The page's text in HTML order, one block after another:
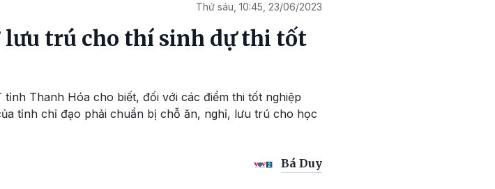
Thứ sáu, 10:45, 23/06/2023
lưu trú cho thí sinh dự thi tốt
Thanh Hóa cho biết, đối với các điểm thi tốt nghiệp
tỉnh chỉ đạo phải chuẩn bị chỗ ăn, nghỉ, lưu trú cho học
Bá Duy